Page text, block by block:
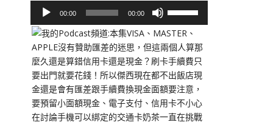
播
放
器
00:00 00:00
向
上/
向
下
鍵
以
提